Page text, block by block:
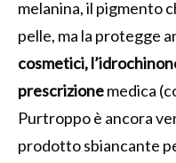
melanina, il pigmento
pelle, ma la protegge
cosmetici,
prescrizionemedica
Purtroppo è ancora
prodotto sbiancante